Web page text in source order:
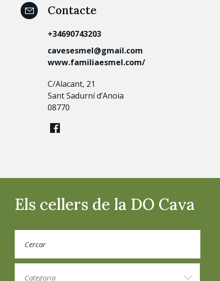
Contacte
+34690743203
cavesesmel@gmail.com
www.familiaesmel.com/
C/Alacant, 21
Sant Sadurní d’Anoia
08770
Els cellers de la DO Cava